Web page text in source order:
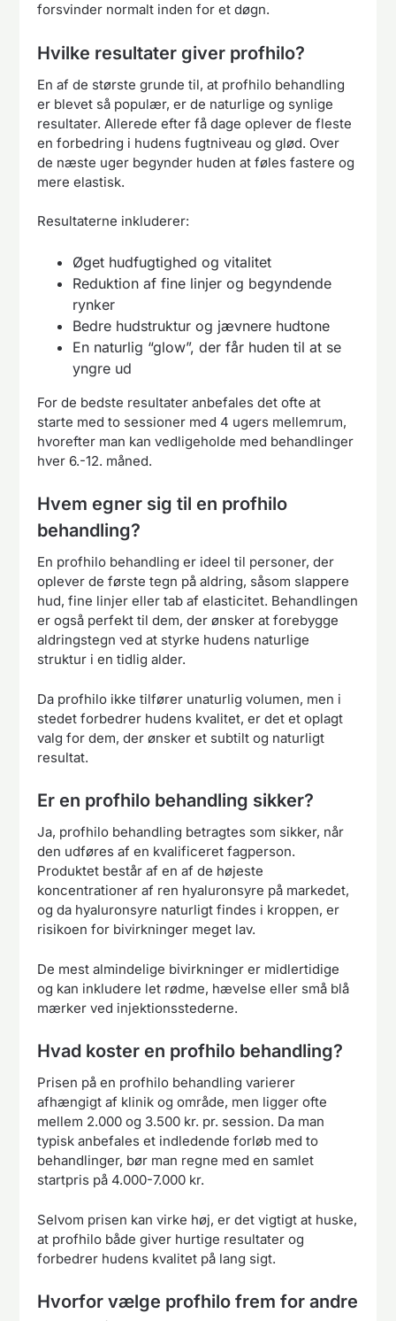
forsvinder normalt inden for et døgn.
Hvilke resultater giver profhilo?
En af de største grunde til, at profhilo behandling
er blevet så populær, er de naturlige og synlige
resultater. Allerede efter få dage oplever de fleste
en forbedring i hudens fugtniveau og glød. Over
de næste uger begynder huden at føles fastere og
mere elastisk.
Resultaterne inkluderer:
Øget hudfugtighed og vitalitet
Reduktion af fine linjer og begyndende
rynker
Bedre hudstruktur og jævnere hudtone
En naturlig “glow”, der får huden til at se
yngre ud
For de bedste resultater anbefales det ofte at
starte med to sessioner med 4 ugers mellemrum,
hvorefter man kan vedligeholde med behandlinger
hver 6.-12. måned.
Hvem egner sig til en profhilo
behandling?
En profhilo behandling er ideel til personer, der
oplever de første tegn på aldring, såsom slappere
hud, fine linjer eller tab af elasticitet. Behandlingen
er også perfekt til dem, der ønsker at forebygge
aldringstegn ved at styrke hudens naturlige
struktur i en tidlig alder.
Da profhilo ikke tilfører unaturlig volumen, men i
stedet forbedrer hudens kvalitet, er det et oplagt
valg for dem, der ønsker et subtilt og naturligt
resultat.
Er en profhilo behandling sikker?
Ja, profhilo behandling betragtes som sikker, når
den udføres af en kvalificeret fagperson.
Produktet består af en af de højeste
koncentrationer af ren hyaluronsyre på markedet,
og da hyaluronsyre naturligt findes i kroppen, er
risikoen for bivirkninger meget lav.
De mest almindelige bivirkninger er midlertidige
og kan inkludere let rødme, hævelse eller små blå
mærker ved injektionsstederne.
Hvad koster en profhilo behandling?
Prisen på en profhilo behandling varierer
afhængigt af klinik og område, men ligger ofte
mellem 2.000 og 3.500 kr. pr. session. Da man
typisk anbefales et indledende forløb med to
behandlinger, bør man regne med en samlet
startpris på 4.000-7.000 kr.
Selvom prisen kan virke høj, er det vigtigt at huske,
at profhilo både giver hurtige resultater og
forbedrer hudens kvalitet på lang sigt.
Hvorfor vælge profhilo frem for andre